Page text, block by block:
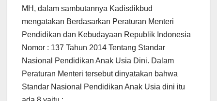
MH, dalam sambutannya Kadisdikbud
mengatakan Berdasarkan Peraturan Menteri
Pendidikan dan Kebudayaan Republik Indonesia
Nomor : 137 Tahun 2014 Tentang Standar
Nasional Pendidikan Anak Usia Dini. Dalam
Peraturan Menteri tersebut dinyatakan bahwa
Standar Nasional Pendidikan Anak Usia dini itu